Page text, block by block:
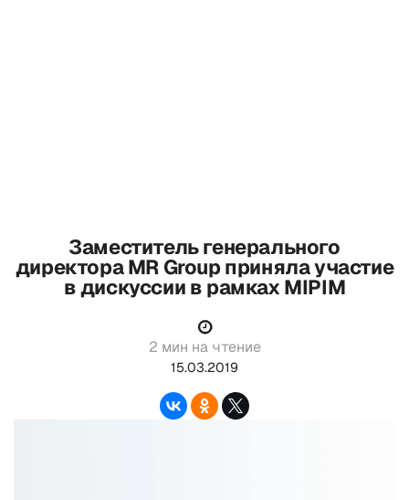
Заместитель генерального
директора MR Group приняла участие
в дискуссии в рамках MIPIM
2 мин на чтение
15.03.2019